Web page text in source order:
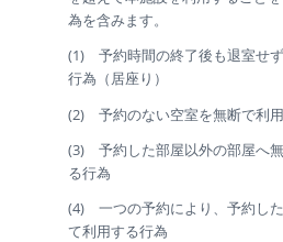
為を含みます。
(1) 予約時間の終了後も退室せ
行為（居座り）
(2) 予約のない空室を無断で利
(3) 予約した部屋以外の部屋へ
る行為
(4) 一つの予約により、予約し
て利用する行為